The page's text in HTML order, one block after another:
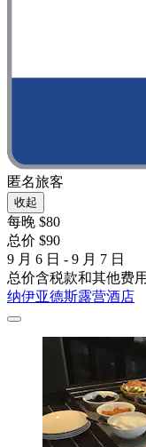
匿名旅客
收起
每晚 $80
总价 $90
9 月 6 日 - 9 月 7 日
总价含税款和其他费用
纳伊亚德斯露营酒店